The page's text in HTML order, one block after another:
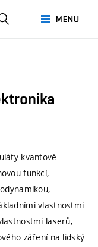
MENU
kvantové
funkcí,
vlastnostmi
laserů,
záření na lidský